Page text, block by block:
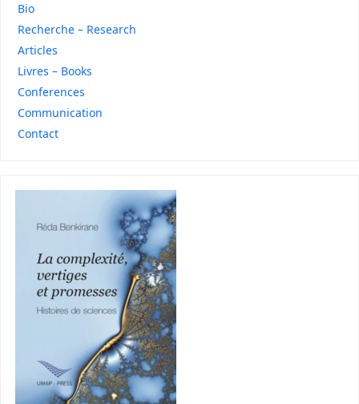
Bio
Recherche – Research
Articles
Livres – Books
Conferences
Communication
Contact